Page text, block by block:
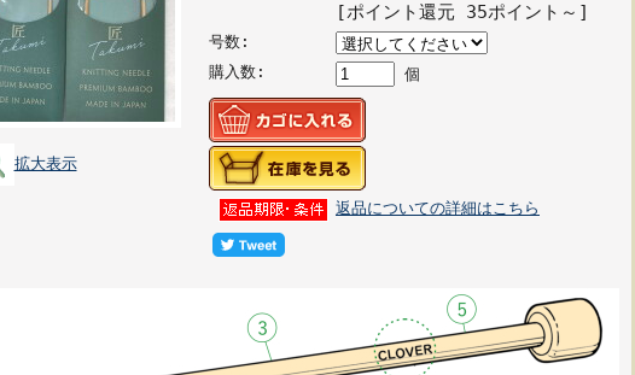
拡大表示
[ポイント還元 35ポイント～]
号数:
購入数:
個
返品についての詳細はこちら